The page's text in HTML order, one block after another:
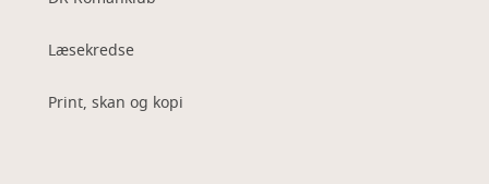
Læsekredse
Print, skan og kopi